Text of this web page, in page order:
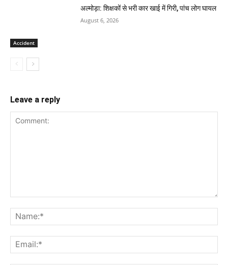
Accident
अल्मोड़ा: शिक्षकों से भरी कार खाई में गिरी, पांच लोग घायल
August 6, 2026
Leave a reply